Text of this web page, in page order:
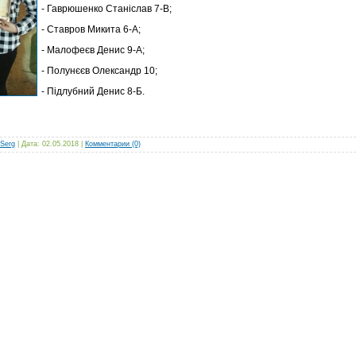
- Гаврюшенко Станіслав 7-В;
- Ставров Микита 6-А;
- Малофеєв Денис 9-А;
- Полунєєв Олександр 10;
- Підлубний Денис 8-Б.
Serg | Дата: 02.05.2018 Комментарии (0)